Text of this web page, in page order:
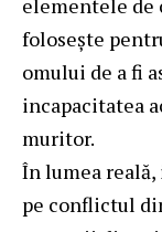
folosește
omului de a fi
incapacitatea
muritor.
În lumea reală,
pe conflictul